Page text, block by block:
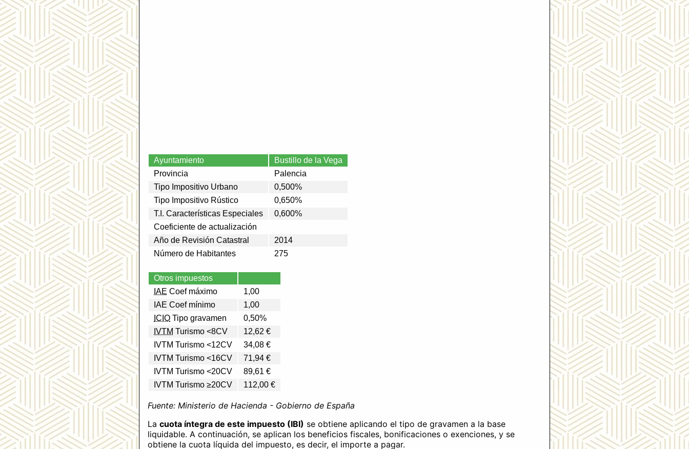
Ayuntamiento
Bustillo de la Vega
Provincia
Palencia
Tipo Impositivo Urbano
0,500%
Tipo Impositivo Rústico
0,650%
T.I. Características Especiales
0,600%
Coeficiente de actualización
Año de Revisión Catastral
2014
Número de Habitantes
275
Otros impuestos
IAE Coef máximo
1,00
IAE Coef mínimo
1,00
ICIO Tipo gravamen
0,50%
IVTM Turismo <8CV
12,62 €
IVTM Turismo <12CV
34,08 €
IVTM Turismo <16CV
71,94 €
IVTM Turismo <20CV
89,61 €
IVTM Turismo ≥20CV
112,00 €
Fuente: Ministerio de Hacienda - Gobierno de España
La cuota íntegra de este impuesto (IBI) se obtiene aplicando el tipo de gravamen a la base
liquidable. A continuación, se aplican los beneficios fiscales, bonificaciones o exenciones, y se
obtiene la cuota líquida del impuesto, es decir, el importe a pagar.